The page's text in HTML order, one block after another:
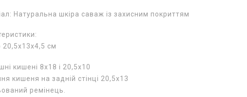
Натуральна шкіра саваж із захисним покриттям
20,5х13х4,5 см
кишені 8х18 і 20,5х10
кишеня на задній стінці 20,5х13
ремінець.